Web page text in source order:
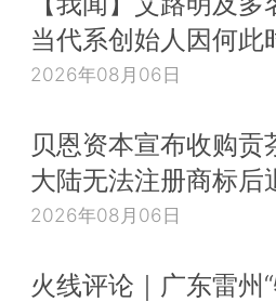
当代系创始人因何此
2026年08月06日
贝恩资本宣布收购贡
大陆无法注册商标后
2026年08月06日
火线评论｜广东雷州